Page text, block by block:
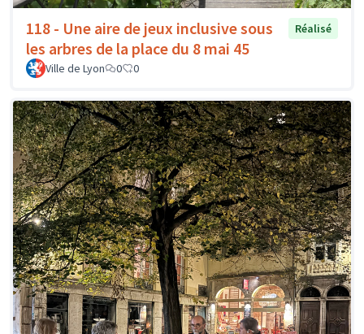
118 - Une aire de jeux inclusive sous
les arbres de la place du 8 mai 45
Réalisé
Ville de Lyon 0 0